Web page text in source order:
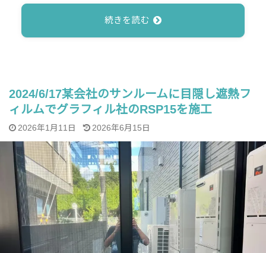
続きを読む
2024/6/17某会社のサンルームに目隠し遮熱フ
ィルムでグラフィル社のRSP15を施工
2026年1月11日 2026年6月15日